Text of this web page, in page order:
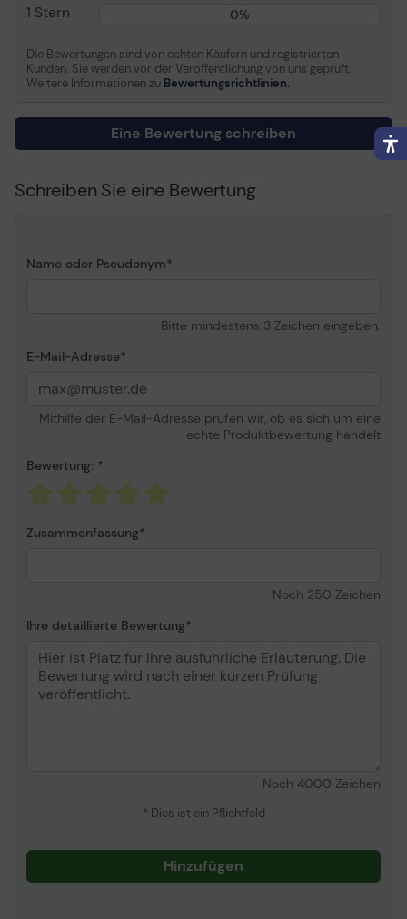
1 Stern 0%
Die Bewertungen sind von echten Käufern und registrierten
Kunden. Sie werden vor der Veröffentlichung von uns geprüft.
Weitere Informationen zu Bewertungsrichtlinien.
Eine Bewertung schreiben
Schreiben Sie eine Bewertung
Name oder Pseudonym
Bitte mindestens 3 Zeichen eingeben.
E-Mail-Adresse
Mithilfe der E-Mail-Adresse prüfen wir, ob es sich um eine
echte Produktbewertung handelt
Bewertung:
Zusammenfassung
Noch 250 Zeichen
Ihre detaillierte Bewertung
Noch 4000 Zeichen
* Dies ist ein Pflichtfeld
Hinzufügen